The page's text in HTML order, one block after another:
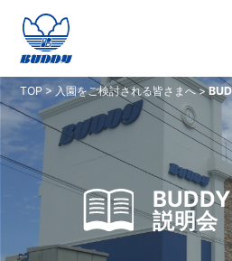
TOP > 入園をご検討される皆さまへ>
説明会